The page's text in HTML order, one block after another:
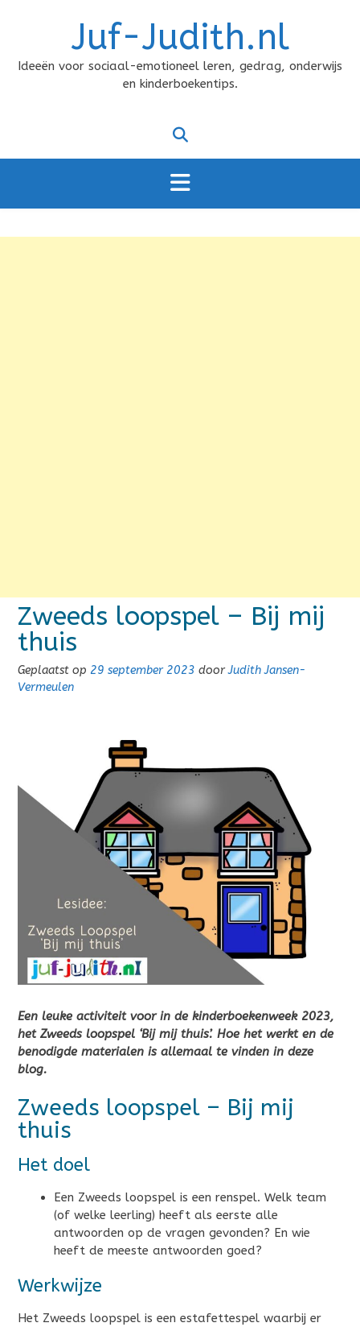
Juf-Judith.nl
Ideeën voor sociaal-emotioneel leren, gedrag, onderwijs
en kinderboekentips.
Zweeds loopspel – Bij mij
thuis
Geplaatst op 29 september 2023 doorJudith Jansen-
Vermeulen
Een leuke activiteit voor in de kinderboekenweek 2023,
het Zweeds loopspel ‘Bij mij thuis’. Hoe het werkt en de
benodigde materialen is allemaal te vinden in deze
blog.
Zweeds loopspel – Bij mij
thuis
Het doel
Een Zweeds loopspel is een renspel. Welk team
(of welke leerling) heeft als eerste alle
antwoorden op de vragen gevonden? En wie
heeft de meeste antwoorden goed?
Werkwijze
Het Zweeds loopspel is een estafettespel waarbij er